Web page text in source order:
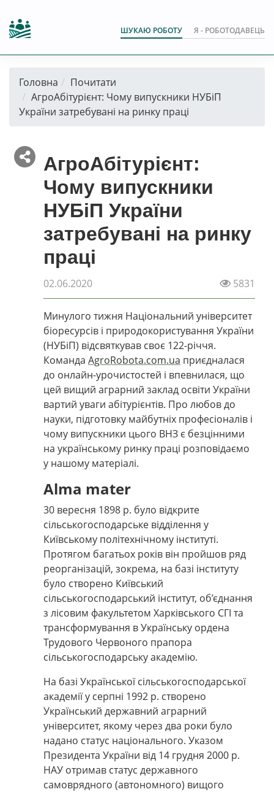
ШУКАЮ РОБОТУ Я - РОБОТОДАВЕЦЬ
Головна
Почитати
АгроАбітурієнт: Чому випускники НУБіП
України затребувані на ринку праці
АгроАбітурієнт:
Чому випускники
НУБіП України
затребувані на ринку
праці
02.06.2020 5831
Минулого тижня Національний університет
біоресурсів і природокористування України
(НУБіП) відсвяткував своє 122-річчя.
Команда AgroRobota.com.ua приєдналася
до онлайн-урочистостей і впевнилася, що
цей вищий аграрний заклад освіти України
вартий уваги абітурієнтів. Про любов до
науки, підготовку майбутніх професіоналів і
чому випускники цього ВНЗ є безцінними
на українському ринку праці розповідаємо
у нашому матеріалі.
Alma mater
30 вересня 1898 р. було відкрите
сільськогосподарське відділення у
Київському політехнічному інституті.
Протягом багатьох років він пройшов ряд
реорганізацій, зокрема, на базі інституту
було створено Київський
сільськогосподарський інститут, об’єднання
з лісовим факультетом Харківського СГІ та
трансформування в Українську ордена
Трудового Червоного прапора
сільськогосподарську академію.
На базі Української сільськогосподарської
академії у серпні 1992 р. створено
Український державний аграрний
університет, якому через два роки було
надано статус національного. Указом
Президента України від 14 грудня 2000 р.
НАУ отримав статус державного
самоврядного (автономного) вищого